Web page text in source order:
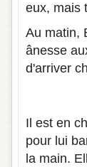
eux, mais
Au matin,
ânesse
d'arriver
Il est en
pour lui
la main.